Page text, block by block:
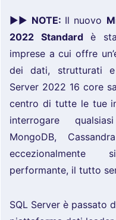
►► NOTE: Il nuovo
2022 Standardè
imprese a cui offre
dei dati, strutturati
Server 2022 16 core
centro di tutte le tue
interrogare
MongoDB,
eccezionalmente
performante, il tutto
SQL Server è passato